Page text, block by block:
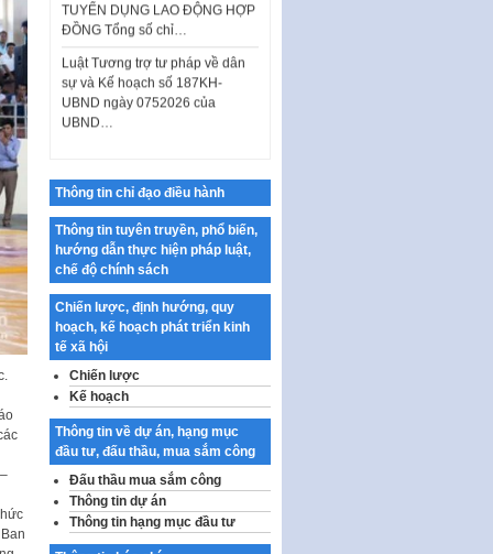
ĐỒNG Tổng số chỉ…
Luật Tương trợ tư pháp về dân
sự và Kế hoạch số 187KH-
UBND ngày 0752026 của
UBND…
Kế hoạch Tổ chức Cuộc thi
chính luận về bảo vệ nền tảng tư
tưởng của Đảng…
Công bố công khai dự toán kinh
phí xây dựng pháp luật, hoàn
thiện thể chế, chính…
Quy định về nghiên cứu, ứng
dụng khoa học, công nghệ, đổi
mới sáng tạo và chuyển…
Quy định chi tiết và hướng dẫn
thi hành một số điều của Luật Lý
lịch tư…
Sửa đổi, bổ sung một số nội
dung tại Nghị quyết số 30/NQ-
CP ngày 24 tháng 02…
Thông tin chỉ đạo điều hành
Thông tin tuyên truyền, phổ biến,
hướng dẫn thực hiện pháp luật,
chế độ chính sách
Chiến lược, định hướng, quy
hoạch, kế hoạch phát triển kinh
tế xã hội
Chiến lược
Kế hoạch
Thông tin về dự án, hạng mục
đầu tư, đấu thầu, mua sắm công
Đấu thầu mua sắm công
Thông tin dự án
Thông tin hạng mục đầu tư